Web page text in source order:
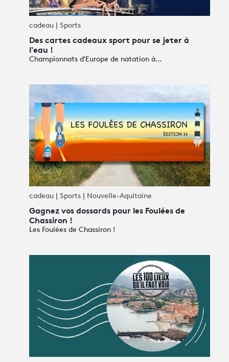
Des cartes cadeaux sport pour se jeter à
l'eau !
Championnats d'Europe de natation à…
cadeau | Sports
Gagnez vos dossards pour les Foulées de
Chassiron !
Les Foulées de Chassiron !
cadeau | Sports | Nouvelle-Aquitaine